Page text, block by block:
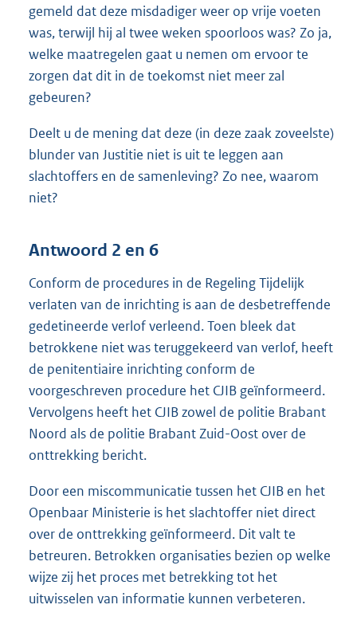
gemeld dat deze misdadiger weer op vrije voeten
was, terwijl hij al twee weken spoorloos was? Zo ja,
welke maatregelen gaat u nemen om ervoor te
zorgen dat dit in de toekomst niet meer zal
gebeuren?
Deelt u de mening dat deze (in deze zaak zoveelste)
blunder van Justitie niet is uit te leggen aan
slachtoffers en de samenleving? Zo nee, waarom
niet?
Antwoord 2 en 6
Conform de procedures in de Regeling Tijdelijk
verlaten van de inrichting is aan de desbetreffende
gedetineerde verlof verleend. Toen bleek dat
betrokkene niet was teruggekeerd van verlof, heeft
de penitentiaire inrichting conform de
voorgeschreven procedure het CJIB geïnformeerd.
Vervolgens heeft het CJIB zowel de politie Brabant
Noord als de politie Brabant Zuid-Oost over de
onttrekking bericht.
Door een miscommunicatie tussen het CJIB en het
Openbaar Ministerie is het slachtoffer niet direct
over de onttrekking geïnformeerd. Dit valt te
betreuren. Betrokken organisaties bezien op welke
wijze zij het proces met betrekking tot het
uitwisselen van informatie kunnen verbeteren.